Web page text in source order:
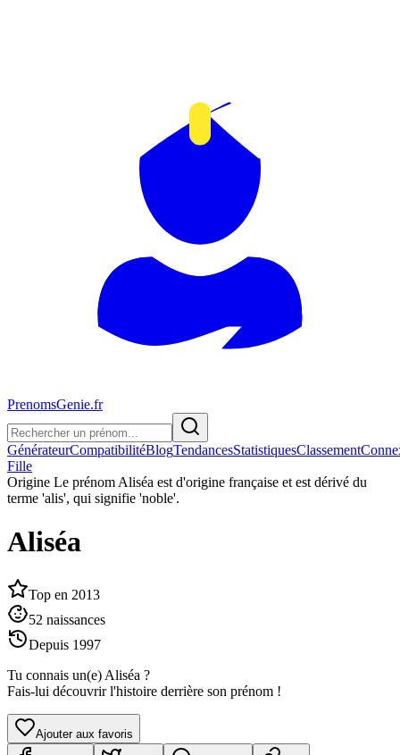
PrenomsGenie.fr
GénérateurCompatibilitéBlogTendancesStatistiquesClassement
Fille
Origine Le prénom Aliséa est d'origine française et est dérivé du
terme 'alis', qui signifie 'noble'.
Aliséa
Top en 2013
52 naissances
Depuis 1997
Tu connais un(e) Aliséa ?
Fais-lui découvrir l'histoire derrière son prénom !
Ajouter aux favoris